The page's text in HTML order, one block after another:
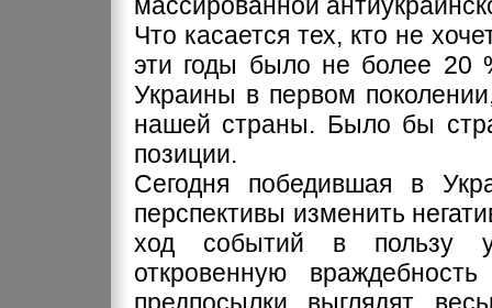
Что касается тех, кто не
эти годы было не более 20
Украины в первом
нашей страны. Было бы
позиции.
Сегодня победившая в
перспективы изменить
ход событий в пользу
откровенную